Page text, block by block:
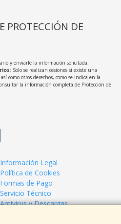
PROTECCIÓN DE
y enviarle la información solicitada;
: Solo se realizan cesiones si existe una
como otros derechos, como se indica en la
la información completa de Protección de
Información Legal
Política de Cookies
Formas de Pago
Servicio Técnico
Antivirus y Descargas